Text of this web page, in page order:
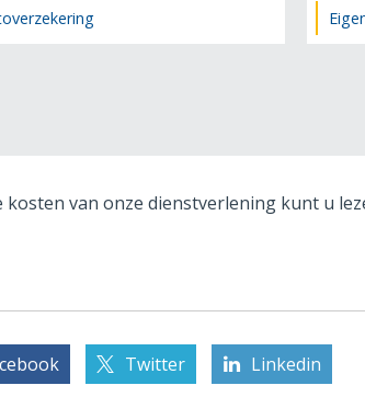
van onze dienstverlening kunt u
Twitter Linkedin